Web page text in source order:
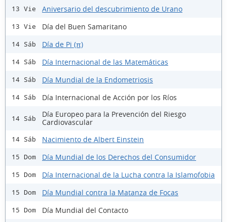
13 Vie Aniversario del descubrimiento de Urano
13 Vie Día del Buen Samaritano
14 Sáb Día de Pi (π)
14 Sáb Día Internacional de las Matemáticas
14 Sáb Día Mundial de la Endometriosis
14 Sáb Día Internacional de Acción por los Ríos
14 Sáb
Día Europeo para la Prevención del Riesgo
Cardiovascular
14 Sáb Nacimiento de Albert Einstein
15 Dom Día Mundial de los Derechos del Consumidor
15 Dom Día Internacional de la Lucha contra la Islamofobia
15 Dom Día Mundial contra la Matanza de Focas
15 Dom Día Mundial del Contacto